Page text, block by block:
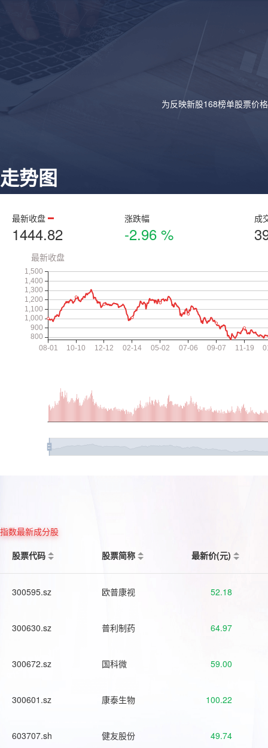
为反映新股168榜单股票价
走势图
最新收盘
1444.82
涨跌幅
-2.96 %
成
指数最新成分股
股票代码
股票简称 最新价(元)
300595.sz 欧普康视 52.18
300630.sz 普利制药 64.97
300672.sz 国科微 59.00
300601.sz 康泰生物 100.22
603707.sh 健友股份 49.74